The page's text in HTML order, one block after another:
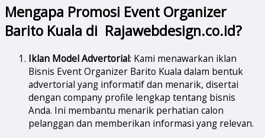
Mengapa Promosi Event Organizer
Barito Kuala di Rajawebdesign.co.id?
Iklan Model Advertorial: Kami menawarkan iklan
Bisnis Event Organizer Barito Kuala dalam bentuk
advertorial yang informatif dan menarik, disertai
dengan company profile lengkap tentang bisnis
Anda. Ini membantu menarik perhatian calon
pelanggan dan memberikan informasi yang relevan.